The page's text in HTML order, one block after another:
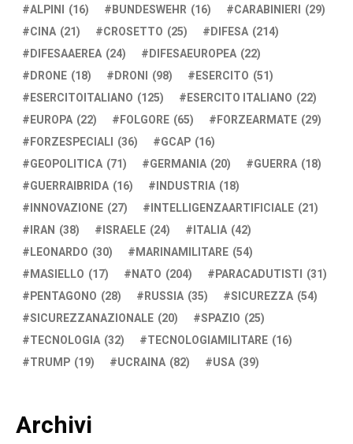
ALPINI (16) BUNDESWEHR (16) CARABINIERI (29)
CINA (21) CROSETTO (25) DIFESA (214)
DIFESAAEREA (24) DIFESAEUROPEA (22)
DRONE (18) DRONI (98) ESERCITO (51)
ESERCITOITALIANO (125) ESERCITO ITALIANO (22)
EUROPA (22) FOLGORE (65) FORZEARMATE (29)
FORZESPECIALI (36) GCAP (16)
GEOPOLITICA (71) GERMANIA (20) GUERRA (18)
GUERRAIBRIDA (16) INDUSTRIA (18)
INNOVAZIONE (27) INTELLIGENZAARTIFICIALE (21)
IRAN (38) ISRAELE (24) ITALIA (42)
LEONARDO (30) MARINAMILITARE (54)
MASIELLO (17) NATO (204) PARACADUTISTI (31)
PENTAGONO (28) RUSSIA (35) SICUREZZA (54)
SICUREZZANAZIONALE (20) SPAZIO (25)
TECNOLOGIA (32) TECNOLOGIAMILITARE (16)
TRUMP (19) UCRAINA (82) USA (39)
Archivi